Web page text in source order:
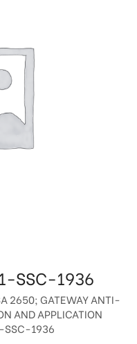
SSC-1936
2650; GATEWAY ANTI-
AND APPLICATION
SSC-1936